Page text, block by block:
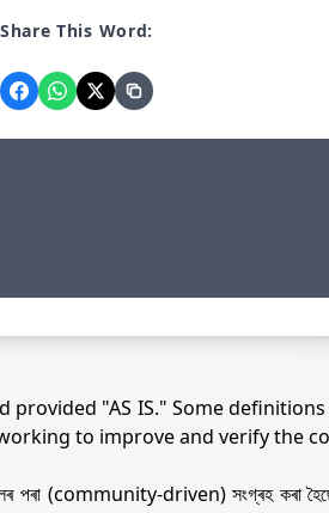
Share This Word:
provided "AS IS." Some
to improve and verify the
সমলৰ পৰা (community-driven) সংগ্ৰহ কৰা